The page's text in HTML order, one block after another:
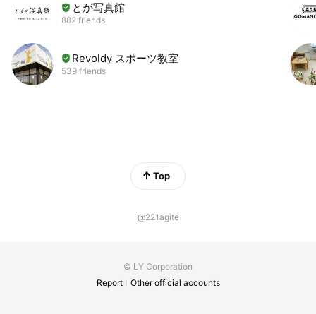
とが写真館
882 friends
Revoldy スポーツ教室
539 friends
Top
@221agite
© LY Corporation
Report
Other official accounts